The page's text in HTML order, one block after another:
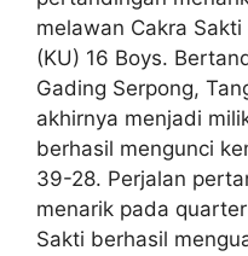
melawan Cakra
(KU) 16 Boys.
Gading Serpong,
akhirnya menjadi
berhasil mengunci
39-28. Perjalan
menarik pada
Sakti berhasil